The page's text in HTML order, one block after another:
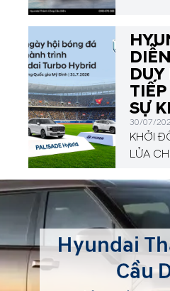
SỰ
30/07/
KHỞI
LỬA
2026!
Hyundai
Cầu